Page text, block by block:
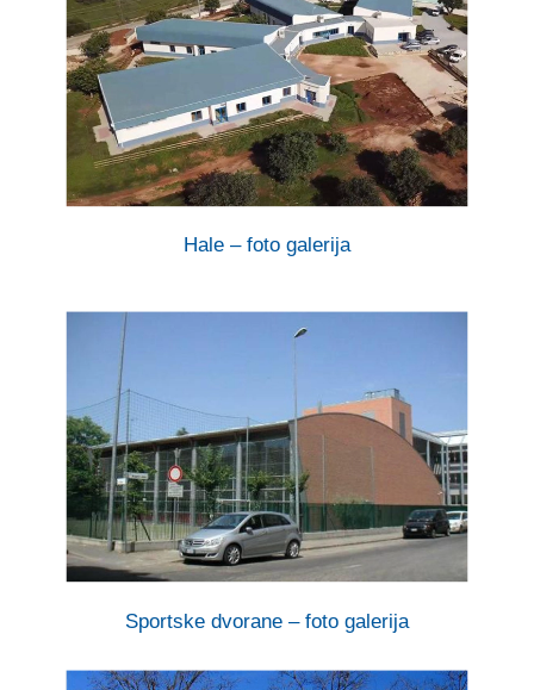
Hale – foto galerija
Sportske dvorane – foto galerija